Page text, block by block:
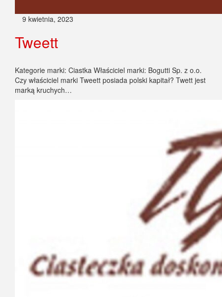
9 kwietnia, 2023
Tweett
Kategorie marki: Ciastka Właściciel marki: Bogutti Sp. z o.o.
Czy właściciel marki Tweett posiada polski kapitał? Twett jest
marką kruchych…